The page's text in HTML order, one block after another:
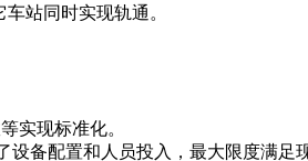
站同时实现轨通。
实现标准化。
备配置和人员投入，最大限度满足